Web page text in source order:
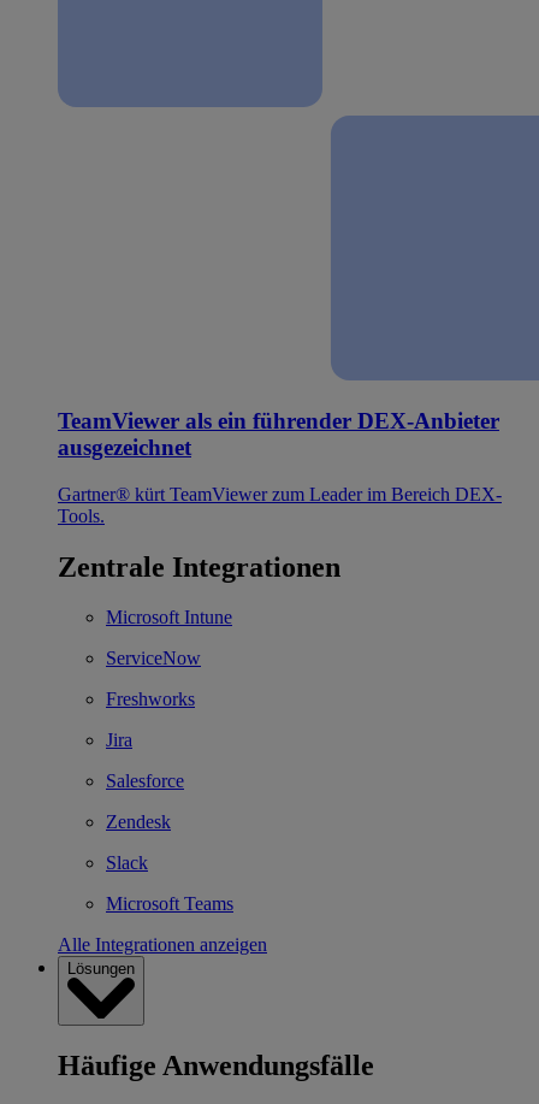
TeamViewer als ein führender DEX-Anbieter
ausgezeichnet
Gartner® kürt TeamViewer zum Leader im Bereich DEX-
Tools.
Zentrale Integrationen
Microsoft Intune
ServiceNow
Freshworks
Jira
Salesforce
Zendesk
Slack
Microsoft Teams
Alle Integrationen anzeigen
Lösungen
Häufige Anwendungsfälle